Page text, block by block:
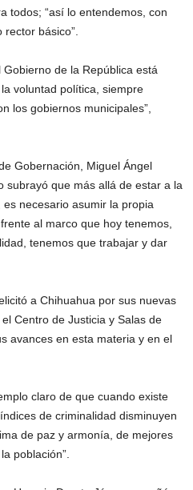
todos; “así lo entendemos, con
básico”.
de la República está
voluntad política, siempre
los gobiernos municipales”,
Gobernación, Miguel Ángel
subrayó que más allá de estar a la
necesario asumir la propia
al marco que hoy tenemos,
tenemos que trabajar y dar
a Chihuahua por sus nuevas
Centro de Justicia y Salas de
avances en esta materia y en el
claro de que cuando existe
de criminalidad disminuyen
de paz y armonía, de mejores
población”.